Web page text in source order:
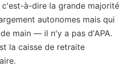
à-dire la grande majorité
autonomes mais qui
main — il n'y a pas d'APA.
la caisse de retraite